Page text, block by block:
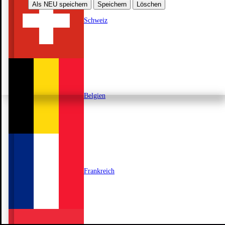
Als NEU speichern Speichern Löschen
Schweiz
Belgien
Frankreich